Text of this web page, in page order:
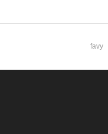
favy